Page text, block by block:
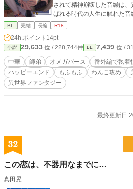
されて精神崩壊した音繰は
ばれる時代の人生に触れた
宿すようになる。 そして、見守っていた新米教師がいじめ
能力で異世界の時間を巻き戻
えたい」と思うのだった。 同時に、音繰は自分がBL小説に
出てくる悪役だと気付いてしまう。 小説による
れる前に冷遇していた自分の
滅んだはずの緋家（正派）の
るらしい。 憂炎は魔教の術者が編み出した【強制オメガバ
になった不憫系主人公と番になる
では魔教も音繰も『ざまぁ』されて
な魔人が奇跡を成し遂げる物語。 真面目ワンコヒ
（憂炎）X 弱体化した悪役魔
BL 完結 長編 R18
24h.ポイント 14pt
小説 29,633 位 / 228,744件 BL 7,439 位 /
中華 師弟 オメガバース
番外編で執着
ハッピーエンド
もふもふ わんこ攻め
異世界ファンタジー
最終更新日
32
この恋は、不器用なまでに…
真田晃